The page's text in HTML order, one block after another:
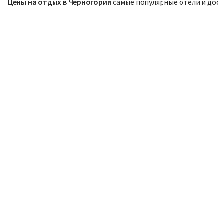
Цены на отдых в Черногории самые популярные отели и